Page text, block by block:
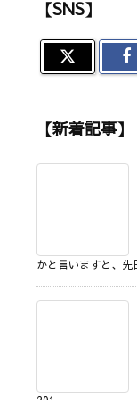
【SNS】
【新着記事】
かと言いますと、先